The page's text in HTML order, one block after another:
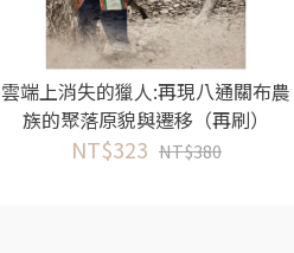
雲端上消失的獵人:再現八通關布農
族的聚落原貌與遷移（再刷）
NT$323 NT$380